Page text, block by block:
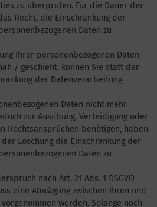
zu überprüfen. Für die Dauer der
Recht, die Einschränkung der
Daten zu
Ihrer personenbezogenen Daten
/ geschieht, können Sie statt der
der Datenverarbeitung
Daten nicht mehr
zur Ausübung, Verteidigung oder
Rechtsansprüchen benötigen, haben
Löschung die Einschränkung der
Daten zu
nach Art. 21 Abs. 1 DSGVO
eine Abwägung zwischen Ihren und
werden. Solange noch